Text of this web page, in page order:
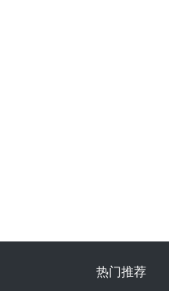
热门推荐